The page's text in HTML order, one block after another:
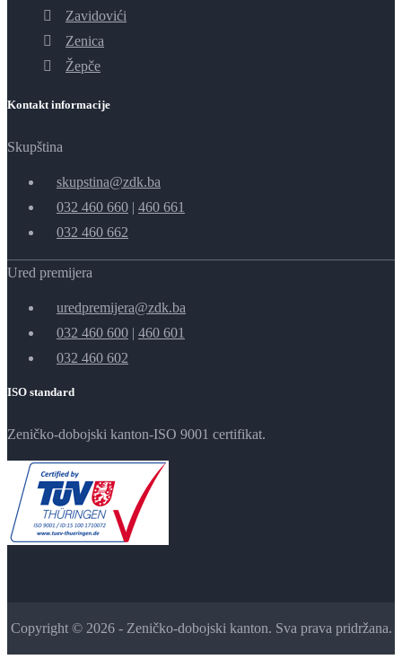
Zavidovići
Zenica
Žepče
Kontakt informacije
Skupština
skupstina@zdk.ba
032 460 660 | 460 661
032 460 662
Ured premijera
uredpremijera@zdk.ba
032 460 600 | 460 601
032 460 602
ISO standard
Zeničko-dobojski kanton-ISO 9001 certifikat.
Copyright © 2026 - Zeničko-dobojski kanton. Sva prava pridržana.